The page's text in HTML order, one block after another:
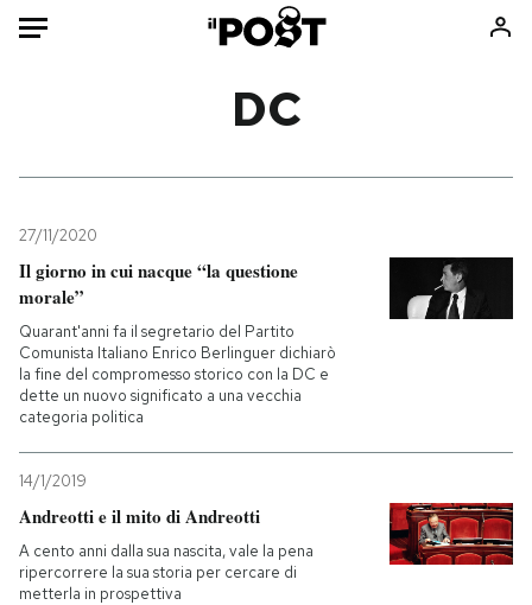
Mondo
Politica
Tecnologia
Internet
Scienza
Cultura
Sport
Media
PODCAST
DC
27/11/2020
Il giorno in cui nacque “la questione
morale”
Quarant'anni fa il segretario del Partito
Comunista Italiano Enrico Berlinguer dichiarò
la fine del compromesso storico con la DC e
dette un nuovo significato a una vecchia
categoria politica
14/1/2019
Andreotti e il mito di Andreotti
A cento anni dalla sua nascita, vale la pena
ripercorrere la sua storia per cercare di
metterla in prospettiva